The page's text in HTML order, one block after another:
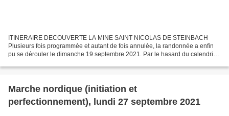
ITINERAIRE DECOUVERTE LA MINE SAINT NICOLAS DE STEINBACH
Plusieurs fois programmée et autant de fois annulée, la randonnée a enfin
pu se dérouler le dimanche 19 septembre 2021. Par le hasard du calendrier,
Marche nordique (initiation et
perfectionnement), lundi 27 septembre 2021